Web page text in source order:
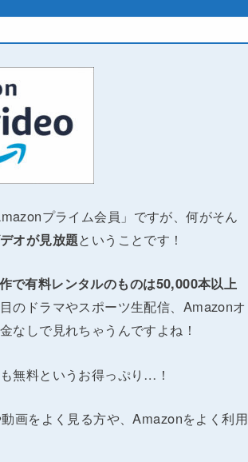
プライム会員」ですが、何がそん
オが見放題ということです！
で有料レンタルのものは50,000本以上
のドラマやスポーツ生配信、Amazonオ
なしで見れちゃうんですよね！
無料というお得っぷり…！
画をよく見る方や、Amazonをよく利用